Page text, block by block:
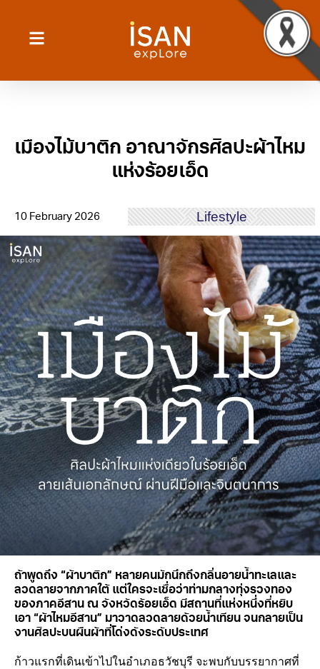
เมืองไม้บาติก อาณาจักรศิลปะผ้าไหม
แห่งร้อยเอ็ด
10 February 2026 Lifestyle
ถ้าพูดถึง “ผ้าบาติก” หลายคนมักนึกถึงกลิ่นอายน้ำทะเลและ
ลวดลายจากภาคใต้ แต่ใครจะเชื่อว่าท่ามกลางทุ่งรวงทอง
ของภาคอีสาน ณ จังหวัดร้อยเอ็ด มีสถานที่แห่งหนึ่งที่หยิบ
เอา “ผ้าไหมอีสาน” มาวาดลวดลายด้วยน้ำเทียน จนกลายเป็น
งานศิลปะบนผืนผ้าที่โด่งดังระดับประเทศ
ก้าวแรกที่เดินเข้าไปในอำเภอธวัชบุรี จะพบกับบรรยากาศที่